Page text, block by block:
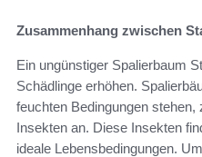
Zusammenhang zwischen
Ein ungünstiger Spalierbaum
Schädlinge erhöhen.
feuchten Bedingungen
Insekten an. Diese Insekten
ideale Lebensbedingungen.